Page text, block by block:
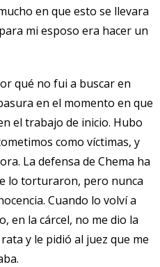
en que esto se llevara
mi esposo era hacer un
qué no fui a buscar en
en el momento en que
el trabajo de inicio. Hubo
como víctimas, y
La defensa de Chema ha
lo torturaron, pero nunca
Cuando lo volví a
en la cárcel, no me dio la
y le pidió al juez que me